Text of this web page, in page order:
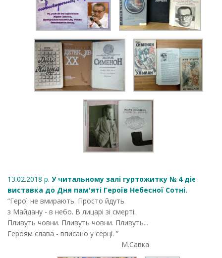
13.02.2018 р. У читальному залі гуртожитку № 4 діє
виставка до Дня пам'яті Героїв Небесної Сотні.
“Герої не вмирають. Просто йдуть
з Майдану - в небо. В лицарі зі смерті.
Пливуть човни. Пливуть човни. Пливуть...
Героям слава - вписано у серці. ”
М.Савка